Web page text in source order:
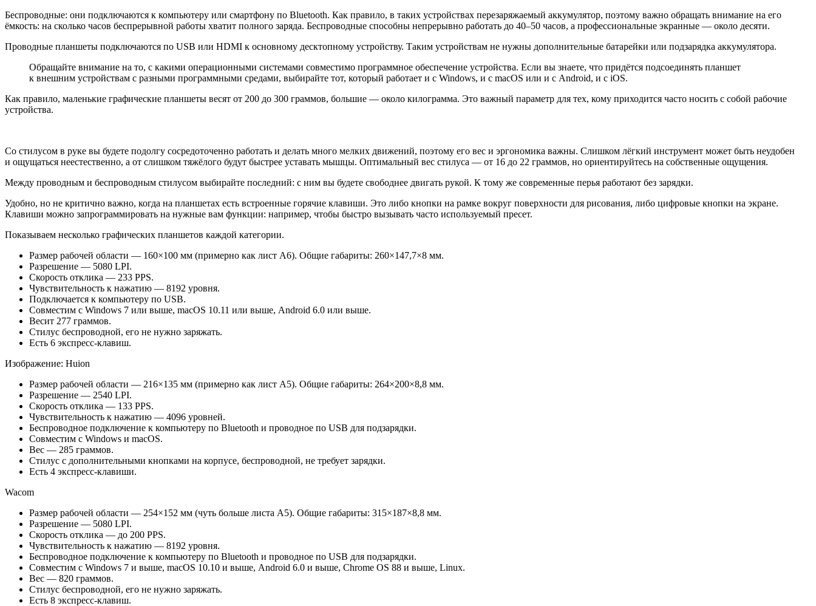
Беспроводные: они подключаются к компьютеру или смартфону по Bluetooth. Как правило, в таких устройствах перезаряжаемый аккумулятор, поэтому важно обращать внимание на его
ёмкость: на сколько часов беспрерывной работы хватит полного заряда. Беспроводные способны непрерывно работать до 40–50 часов, а профессиональные экранные — около десяти.
Проводные планшеты подключаются по USB или HDMI к основному десктопному устройству. Таким устройствам не нужны дополнительные батарейки или подзарядка аккумулятора.
Обращайте внимание на то, с какими операционными системами совместимо программное обеспечение устройства. Если вы знаете, что придётся подсоединять планшет
к внешним устройствам с разными программными средами, выбирайте тот, который работает и с Windows, и с macOS или и с Android, и с iOS.
Как правило, маленькие графические планшеты весят от 200 до 300 граммов, большие — около килограмма. Это важный параметр для тех, кому приходится часто носить с собой рабочие
устройства.
Со стилусом в руке вы будете подолгу сосредоточенно работать и делать много мелких движений, поэтому его вес и эргономика важны. Слишком лёгкий инструмент может быть неудобен
и ощущаться неестественно, а от слишком тяжёлого будут быстрее уставать мышцы. Оптимальный вес стилуса — от 16 до 22 граммов, но ориентируйтесь на собственные ощущения.
Между проводным и беспроводным стилусом выбирайте последний: с ним вы будете свободнее двигать рукой. К тому же современные перья работают без зарядки.
Удобно, но не критично важно, когда на планшетах есть встроенные горячие клавиши. Это либо кнопки на рамке вокруг поверхности для рисования, либо цифровые кнопки на экране.
Клавиши можно запрограммировать на нужные вам функции: например, чтобы быстро вызывать часто используемый пресет.
Показываем несколько графических планшетов каждой категории.
Размер рабочей области — 160×100 мм (примерно как лист А6). Общие габариты: 260×147,7×8 мм.
Разрешение — 5080 LPI.
Скорость отклика — 233 PPS.
Чувствительность к нажатию — 8192 уровня.
Подключается к компьютеру по USB.
Совместим с Windows 7 или выше, macOS 10.11 или выше, Android 6.0 или выше.
Весит 277 граммов.
Стилус беспроводной, его не нужно заряжать.
Есть 6 экспресс-клавиш.
Изображение: Huion
Размер рабочей области — 216×135 мм (примерно как лист А5). Общие габариты: 264×200×8,8 мм.
Разрешение — 2540 LPI.
Скорость отклика — 133 PPS.
Чувствительность к нажатию — 4096 уровней.
Беспроводное подключение к компьютеру по Bluetooth и проводное по USB для подзарядки.
Совместим с Windows и macOS.
Вес — 285 граммов.
Стилус с дополнительными кнопками на корпусе, беспроводной, не требует зарядки.
Есть 4 экспресс-клавиши.
Wacom
Размер рабочей области — 254×152 мм (чуть больше листа А5). Общие габариты: 315×187×8,8 мм.
Разрешение — 5080 LPI.
Скорость отклика — до 200 PPS.
Чувствительность к нажатию — 8192 уровня.
Беспроводное подключение к компьютеру по Bluetooth и проводное по USB для подзарядки.
Совместим с Windows 7 и выше, macOS 10.10 и выше, Android 6.0 и выше, Chrome OS 88 и выше, Linux.
Вес — 820 граммов.
Стилус беспроводной, его не нужно заряжать.
Есть 8 экспресс-клавиш.